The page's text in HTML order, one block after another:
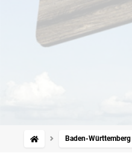
Baden-Württemberg